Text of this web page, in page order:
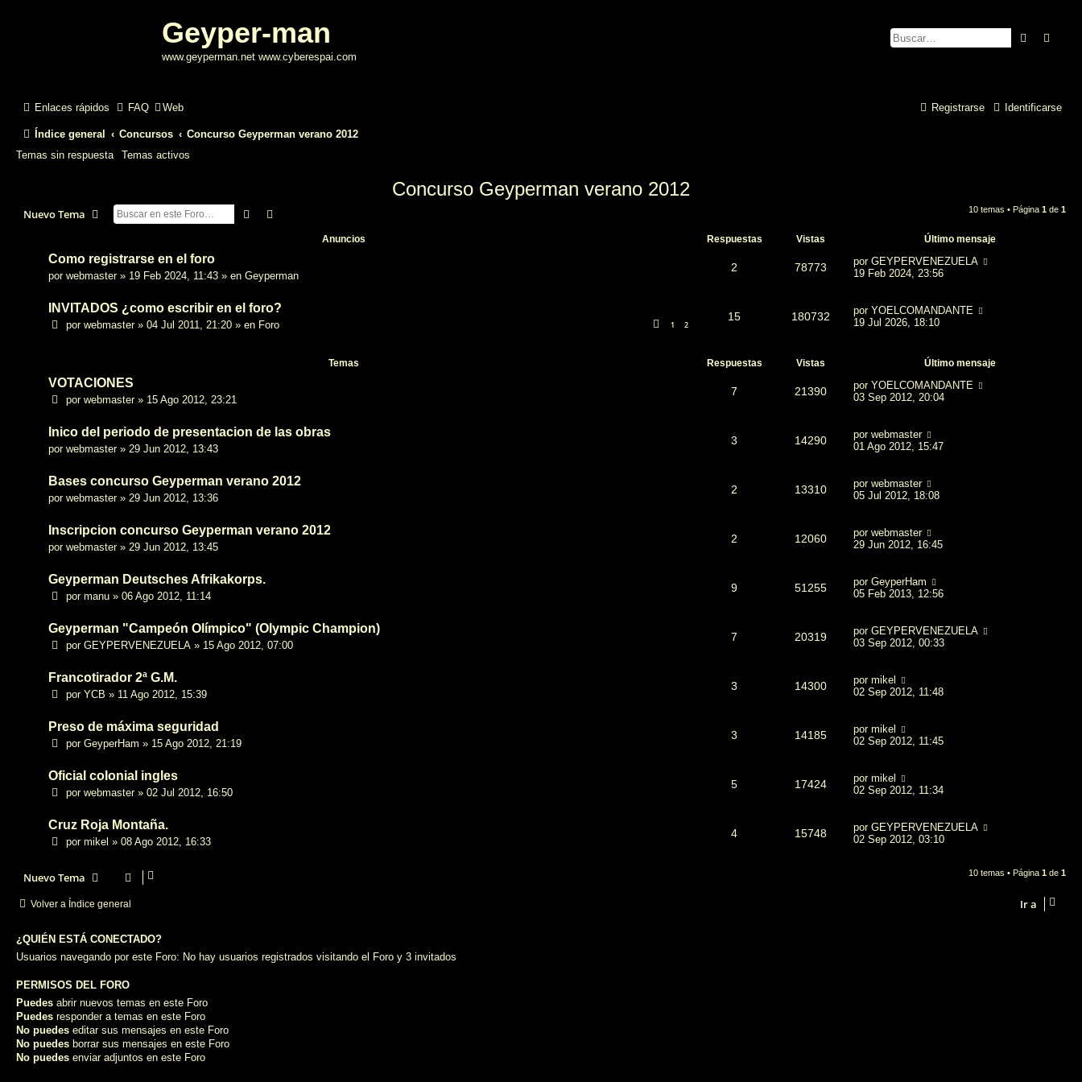
Geyper-man
www.geyperman.net www.cyberespai.com
Buscar
Enlaces rápidos FAQ Web Identificarse
Registrarse
Índice general Concursos
Concurso Geyperman verano 2012
Temas sin respuesta
Temas activos
Concurso Geyperman verano 2012
Nuevo Tema Buscar 10 temas • Página 1 de 1
Anuncios Respuestas Vistas Último mensaje
Como registrarse en el foro
por webmaster» 19 Feb 2024, 11:43 » en Geyperman
2 78773 por GEYPERVENEZUELA
19 Feb 2024, 23:56
INVITADOS ¿como escribir en el foro?
por webmaster» 04 Jul 2011, 21:20 » en Foro 1 2
15 180732 por YOELCOMANDANTE
19 Jul 2026, 18:10
Temas Respuestas Vistas Último mensaje
VOTACIONES
por webmaster» 15 Ago 2012, 23:21
7 21390 por YOELCOMANDANTE
03 Sep 2012, 20:04
Inico del periodo de presentacion de las obras
por webmaster» 29 Jun 2012, 13:43
3 14290 por webmaster
01 Ago 2012, 15:47
Bases concurso Geyperman verano 2012
por webmaster» 29 Jun 2012, 13:36
2 13310 por webmaster
05 Jul 2012, 18:08
Inscripcion concurso Geyperman verano 2012
por webmaster» 29 Jun 2012, 13:45
2 12060 por webmaster
29 Jun 2012, 16:45
Geyperman Deutsches Afrikakorps.
por manu » 06 Ago 2012, 11:14
9 51255 por GeyperHam
05 Feb 2013, 12:56
Geyperman "Campeón Olímpico" (Olympic Champion)
por GEYPERVENEZUELA » 15 Ago 2012, 07:00
7 20319 por GEYPERVENEZUELA
03 Sep 2012, 00:33
Francotirador 2ª G.M.
por YCB » 11 Ago 2012, 15:39
3 14300 por mikel
02 Sep 2012, 11:48
Preso de máxima seguridad
por GeyperHam » 15 Ago 2012, 21:19
3 14185 por mikel
02 Sep 2012, 11:45
Oficial colonial ingles
por webmaster» 02 Jul 2012, 16:50
5 17424 por mikel
02 Sep 2012, 11:34
Cruz Roja Montaña.
por mikel » 08 Ago 2012, 16:33
4 15748 por GEYPERVENEZUELA
02 Sep 2012, 03:10
Nuevo Tema 10 temas • Página 1 de 1
Volver a Índice general Ir a
¿QUIÉN ESTÁ CONECTADO?
Usuarios navegando por este Foro: No hay usuarios registrados visitando el Foro y 3 invitados
PERMISOS DEL FORO
Puedes abrir nuevos temas en este Foro
Puedes responder a temas en este Foro
No puedes editar sus mensajes en este Foro
No puedes borrar sus mensajes en este Foro
No puedes enviar adjuntos en este Foro